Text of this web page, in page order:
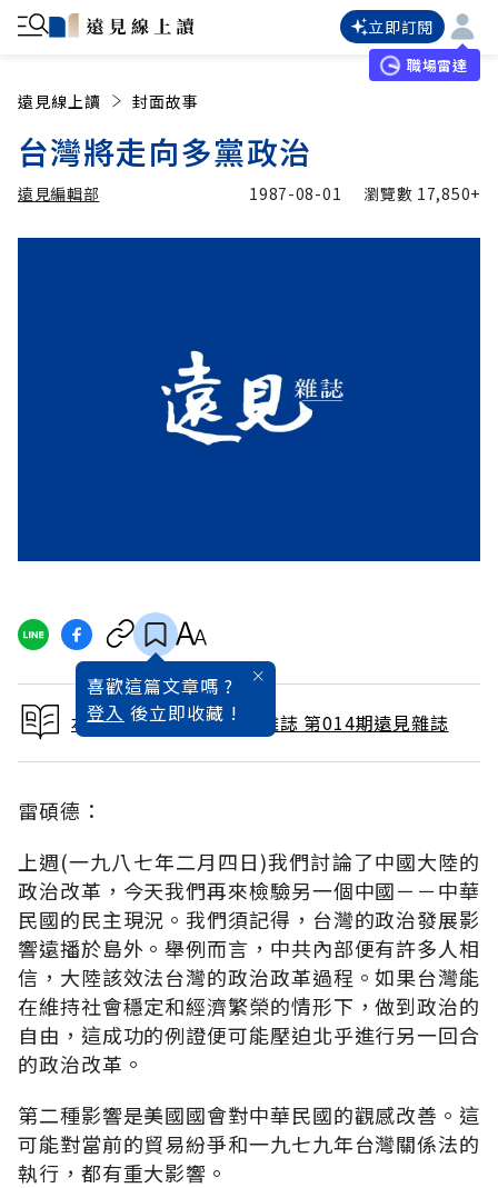
立即訂閱
職場雷達
遠見線上讀 封面故事
台灣將走向多黨政治
遠見編輯部 1987-08-01 瀏覽數 17,850+
喜歡這篇文章嗎 ?
登入 後立即收藏 !
本文出自 1987 / 8月號雜誌 第014期遠見雜誌
雷碩德：
上週(一九八七年二月四日)我們討論了中國大陸的
政治改革，今天我們再來檢驗另一個中國－－中華
民國的民主現況。我們須記得，台灣的政治發展影
響遠播於島外。舉例而言，中共內部便有許多人相
信，大陸該效法台灣的政治政革過程。如果台灣能
在維持社會穩定和經濟繁榮的情形下，做到政治的
自由，這成功的例證便可能壓迫北乎進行另一回合
的政治改革。
第二種影響是美國國會對中華民國的觀感改善。這
可能對當前的貿易紛爭和一九七九年台灣關係法的
執行，都有重大影響。